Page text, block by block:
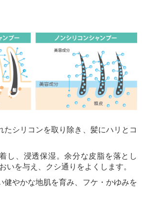
たシリコンを取り除き、髪にハリとコ
し、浸透保湿。余分な皮脂を落とし
いを与え、クシ通りをよくします。
健やかな地肌を育み、フケ・かゆみを